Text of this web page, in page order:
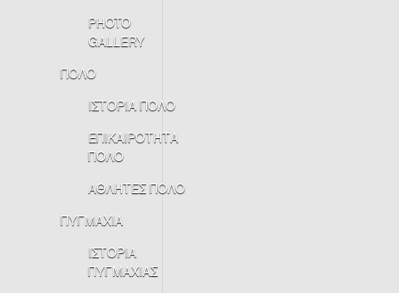
PHOTO
GALLERY
ΠΟΛΟ
ΙΣΤΟΡΙΑ ΠΟΛΟ
ΕΠΙΚΑΙΡΟΤΗΤΑ
ΠΟΛΟ
ΑΘΛΗΤΕΣ ΠΟΛΟ
ΠΥΓΜΑΧΙΑ
ΙΣΤΟΡΙΑ
ΠΥΓΜΑΧΙΑΣ